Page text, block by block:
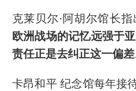
克莱贝尔·阿胡尔馆长
欧洲战场的记忆远强于
责任正是去纠正这一偏差
卡昂和平 纪念馆每年接